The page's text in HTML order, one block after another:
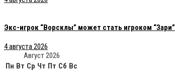
Экс-игрок “Ворсклы” может стать игроком “Зари”
4 августа 2026
Август 2026
Пн Вт Ср Чт Пт Сб Вс